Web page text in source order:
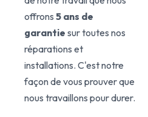
offrons 5 ans de
garantie sur toutes nos
réparations et
installations. C'est notre
façon de vous prouver que
nous travaillons pour durer.